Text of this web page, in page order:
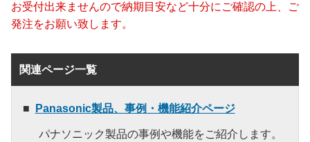
お受付出来ませんので納期目安など十分にご確認の上、ご
発注をお願い致します。
関連ページ一覧
Panasonic製品、事例・機能紹介ページ
パナソニック製品の事例や機能をご紹介します。